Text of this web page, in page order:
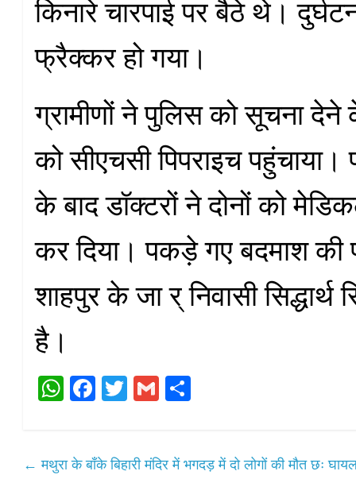
किनारे चारपाई पर बैठे थे।
फ्रैक्कर हो गया।
ग्रामीणों ने पुलिस को सूचना देने
को सीएचसी पिपराइच
के बाद डॉक्टरों ने दोनों को
कर दिया। पकड़े गए बदमाश की
शाहपुर के जा र्‌ निवासी
है।
W
A
Fa
ok
T
r
G
← मथुरा के बाँके बिहारी मंदिर में भगदड़ में दो लोगों की मौत छः